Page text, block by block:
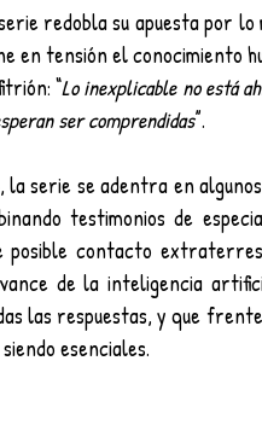
redobla su apuesta por
en tensión el conocimiento
“Lo inexplicable no está
ser comprendidas”.
la serie se adentra en
testimonios de
posible contacto
de la inteligencia
las respuestas, y que
esenciales.